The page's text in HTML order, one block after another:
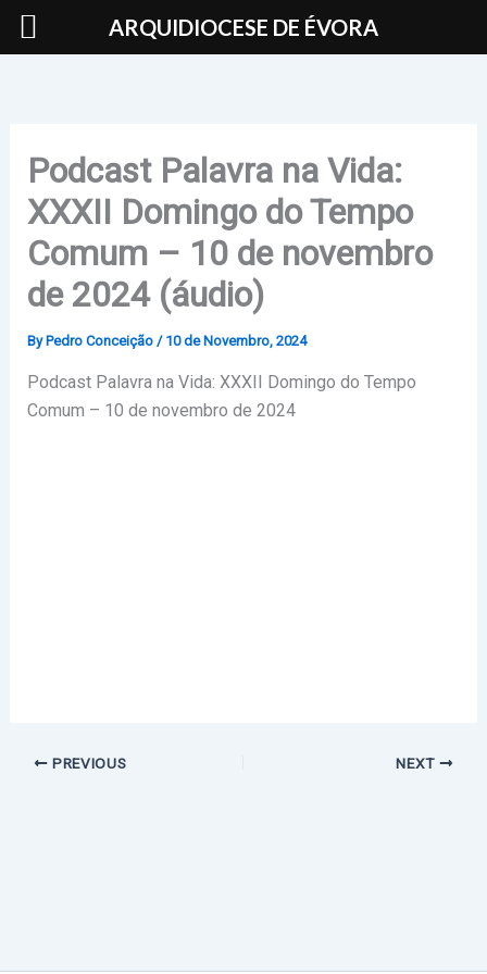
Skip
Podcast Palavra na Vida:
XXXII Domingo do Tempo
Comum – 10 de novembro
de 2024 (áudio)
By Pedro Conceição / 10 de Novembro, 2024
Podcast Palavra na Vida: XXXII Domingo do Tempo
Comum – 10 de novembro de 2024
PREVIOUS NEXT
ARQUIDIOCESE DE ÉVORA